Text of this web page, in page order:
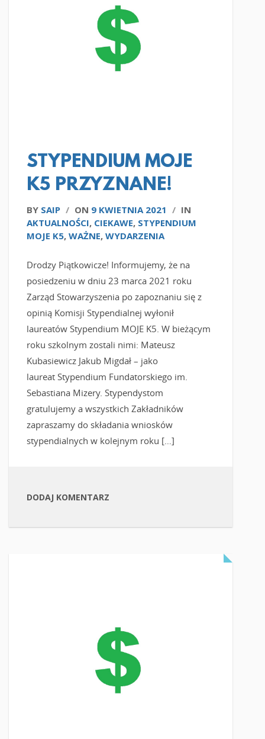
CZYTAJ WIĘCEJ
STYPENDIUM MOJE
K5 PRZYZNANE!
BY SAIP / ON 9 KWIETNIA 2021 / IN
AKTUALNOŚCI, CIEKAWE, STYPENDIUM
MOJE K5, WAŻNE, WYDARZENIA
Drodzy Piątkowicze! Informujemy, że na
posiedzeniu w dniu 23 marca 2021 roku
Zarząd Stowarzyszenia po zapoznaniu się z
opinią Komisji Stypendialnej wyłonił
laureatów Stypendium MOJE K5. W bieżącym
roku szkolnym zostali nimi: Mateusz
Kubasiewicz Jakub Migdał – jako
laureat Stypendium Fundatorskiego im.
Sebastiana Mizery. Stypendystom
gratulujemy a wszystkich Zakładników
zapraszamy do składania wniosków
stypendialnych w kolejnym roku […]
DODAJ KOMENTARZ
CZYTAJ WIĘCEJ